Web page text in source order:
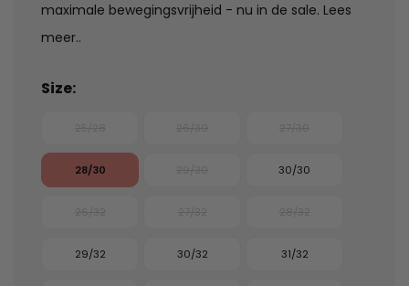
maximale bewegingsvrijheid - nu in de sale. Lees
meer..
Size:
28/30 30/30
29/32 30/32 31/32